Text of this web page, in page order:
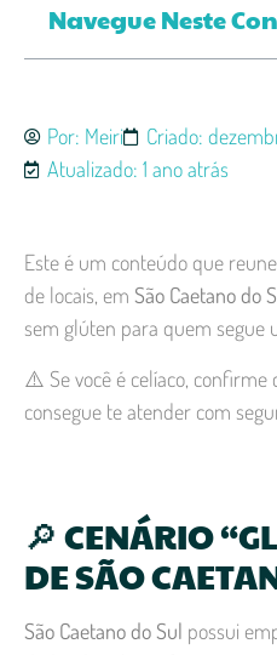
Navegue Neste
Por: Meiri Criado:
Atualizado: 1 ano atrás
Este é um conteúdo que
de locais, em São Caetano do
sem glúten para quem segue
⚠️ Se você é celíaco, confirme
consegue te atender com
🔎 CENÁRIO
DE SÃO
São Caetano do Sul possui